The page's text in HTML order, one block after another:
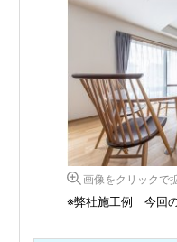
画像をクリックで
※弊社施工例 今回